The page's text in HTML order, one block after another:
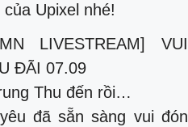
Upixel nhé!
LIVESTREAM] VUI
ĐÃI 07.09
Thu đến rồi…
đã sẵn sàng vui đón